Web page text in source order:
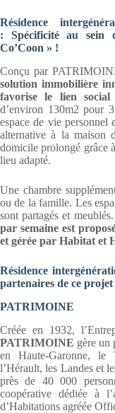
Résidence
: Spécificité au sein
Co’Coon » !
Conçu par
solution immobilière
favorise le lien
d’environ 130m2 pour
espace de vie personnel
alternative à la maison
domicile prolongé grâce
lieu adapté.
Une chambre
ou de la famille. Les
sont partagés et meublés.
par semaine est
et gérée par Habitat et
Résidence
partenaires de ce projet
PATRIMOINE
Créée en 1932,
PATRIMOINE gère un
en Haute-Garonne, le
l’Hérault, les Landes et
près de 40 000
coopérative dédiée à
d’Habitations agréée